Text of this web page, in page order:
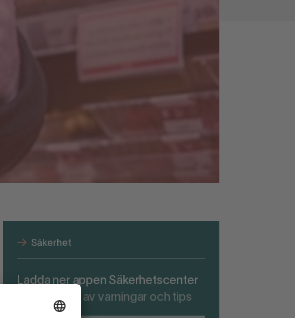
Säkerhet
Ladda ner appen Säkerhetscenter
för att ta del av varningar och tips